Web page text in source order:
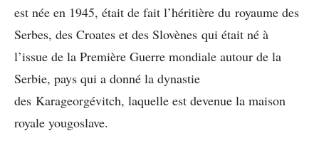
est née en 1945, était de fait l’héritière du royaume des
Serbes, des Croates et des Slovènes qui était né à
l’issue de la Première Guerre mondiale autour de la
Serbie, pays qui a donné la dynastie
des Karageorgévitch, laquelle est devenue la maison
royale yougoslave.